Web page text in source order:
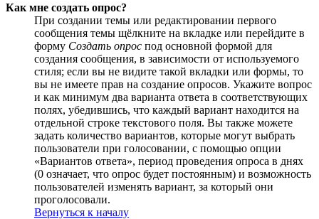
Как мне создать опрос?
При создании темы или редактировании первого
сообщения темы щёлкните на вкладке или перейдите в
форму Создать опрос под основной формой для
создания сообщения, в зависимости от используемого
стиля; если вы не видите такой вкладки или формы, то
вы не имеете прав на создание опросов. Укажите вопрос
и как минимум два варианта ответа в соответствующих
полях, убедившись, что каждый вариант находится на
отдельной строке текстового поля. Вы также можете
задать количество вариантов, которые могут выбрать
пользователи при голосовании, с помощью опции
«Вариантов ответа», период проведения опроса в днях
(0 означает, что опрос будет постоянным) и возможность
пользователей изменять вариант, за который они
проголосовали.
Вернуться к началу